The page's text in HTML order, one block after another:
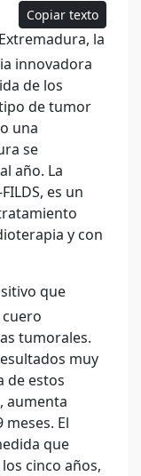
Copiar texto
la
innovadora
de los
de tumor
una
se
año. La
es un
y con
que
tumorales.
muy
de estos
aumenta
meses. El
que
cinco años,